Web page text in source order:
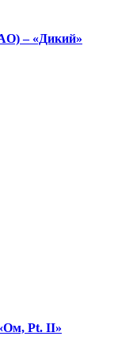
– «Дикий»
Pt. II»